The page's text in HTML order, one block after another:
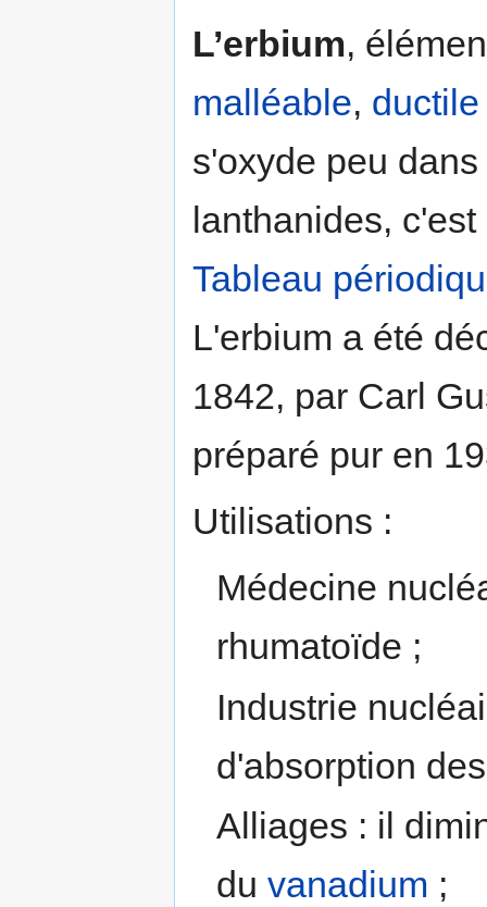
L’erbium,
malléable, ductile
s'oxyde peu
lanthanides,
Tableau
L'erbium a été
1842, par Carl
préparé pur en
Utilisations :
Médecine
rhumatoïde ;
Industrie
d'absorption
Alliages : il
duvanadium ;